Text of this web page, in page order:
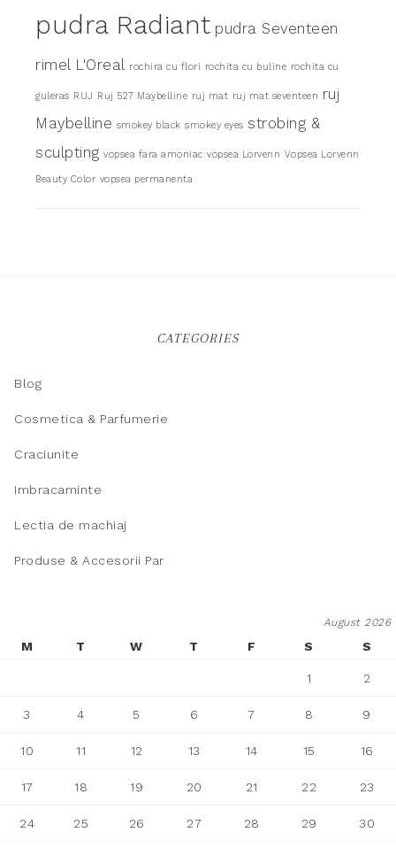
pudra Radiant pudra Seventeen
rimel L'Oreal rochira cu flori rochita cu buline rochita cu
guleras RUJ Ruj 527 Maybelline ruj mat ruj mat seventeen ruj
Maybelline smokey black smokey eyes strobing &
sculpting vopsea fara amoniac vopsea Lorvenn Vopsea Lorvenn
Beauty Color vopsea permanenta
CATEGORIES
Blog
Cosmetica & Parfumerie
Craciunite
Imbracaminte
Lectia de machiaj
Produse & Accesorii Par
August 2026
M T W T F S S
1 2
3 4 5 6 7 8 9
10 11 12 13 14 15 16
17 18 19 20 21 22 23
24 25 26 27 28 29 30